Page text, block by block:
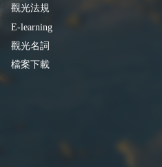
觀光法規
E-learning
觀光名詞
檔案下載